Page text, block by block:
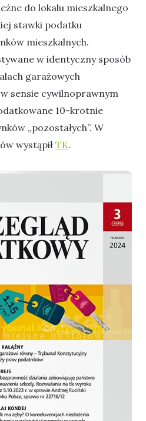
do lokalu mieszkalnego
stawki podatku
mieszkalnych.
w identyczny sposób
garażowych
sensie cywilnoprawnym
10-krotnie
„pozostałych”. W
wystąpił TK.